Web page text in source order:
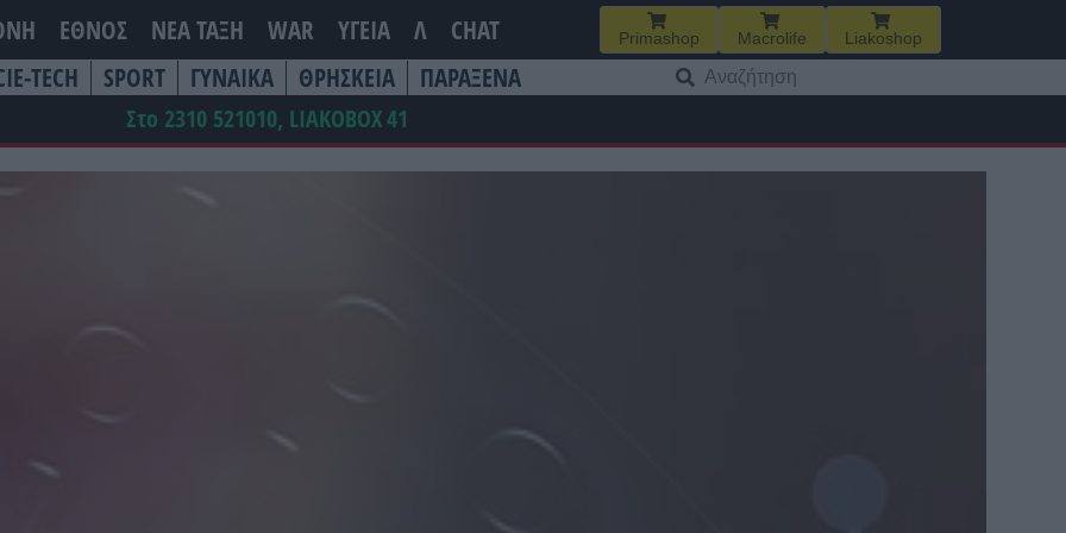
ΕΘΝΟΣ ΝΕΑ ΤΆΞΗ WAR ΥΓΕΙΑ Λ CHAT Primashop Macrolife Liakoshop
TECH SPORT ΓΥΝΑΙΚΑ ΘΡΗΣΚΕΙΑ ΠΑΡΑΞΕΝΑ
για:
Στο 2310 521010, LIAKOBOX41